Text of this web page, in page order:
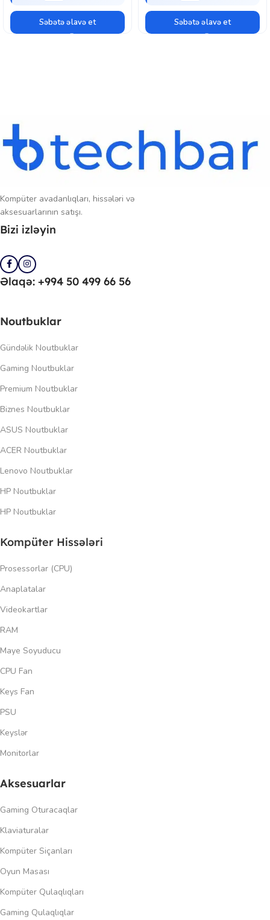
Səbətə əlavə et Səbətə əlavə et
Kompüter avadanlıqları, hissələri və
aksesuarlarının satışı.
Bizi izləyin
Əlaqə: +994 50 499 66 56
Noutbuklar
Gündəlik Noutbuklar
Gaming Noutbuklar
Premium Noutbuklar
Biznes Noutbuklar
ASUS Noutbuklar
ACER Noutbuklar
Lenovo Noutbuklar
HP Noutbuklar
HP Noutbuklar
Kompüter Hissələri
Prosessorlar (CPU)
Anaplatalar
Videokartlar
RAM
Maye Soyuducu
CPU Fan
Keys Fan
PSU
Keyslər
Monitorlar
Aksesuarlar
Gaming Oturacaqlar
Klaviaturalar
Kompüter Siçanları
Oyun Masası
Kompüter Qulaqlıqları
Gaming Qulaqlıqlar